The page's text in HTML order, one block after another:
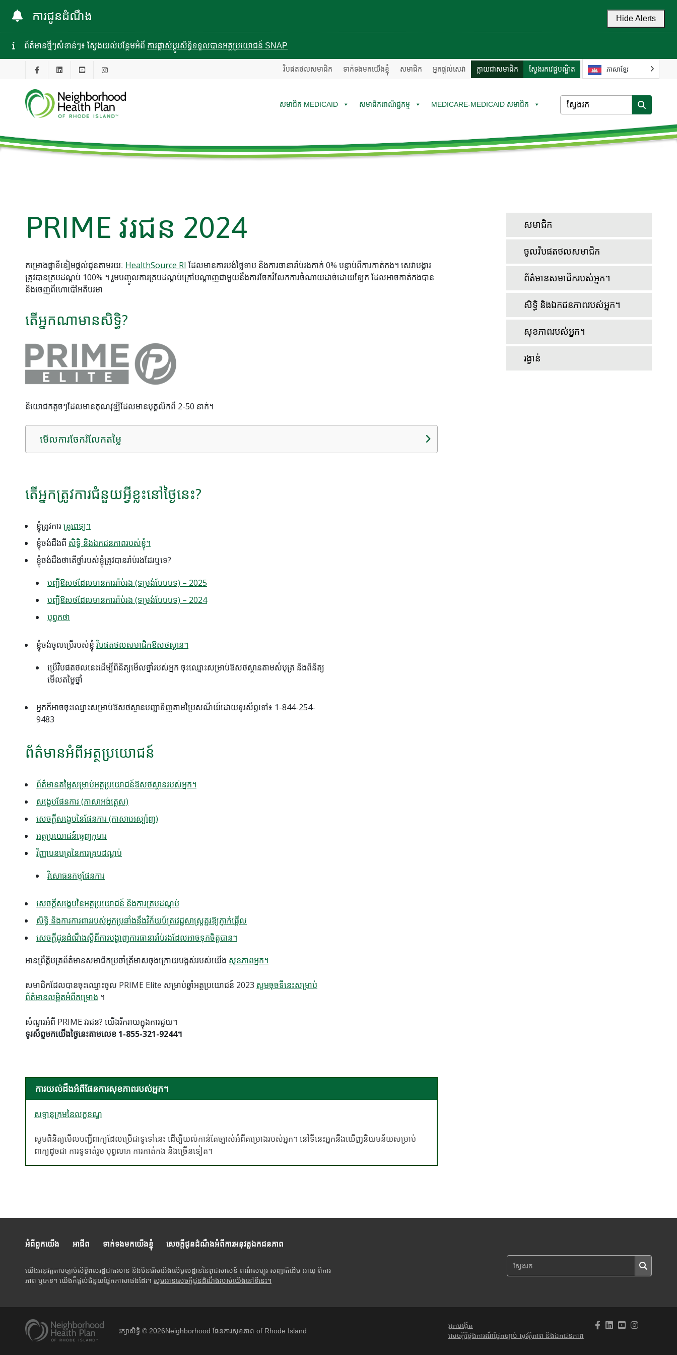
ការជូនដំណឹង Hide Alerts
ព័ត៌មានថ្មីៗសំខាន់ៗ៖ ស្វែងយល់បន្ថែមអំពី ការផ្លាស់ប្តូរសិទ្ធិទទួលបានអត្ថប្រយោជន៍ SNAP
វិបផតថលសមាជិក ទាក់ទងមកយើងខ្ញុំ សមាជិក អ្នកផ្តល់សេវា ក្លាយជាសមាជិក ស្វែងរកវេជ្ជបណ្ឌិត ភាសាខ្មែរ
សមាជិក MEDICAID សមាជិកពាណិជ្ជកម្ម MEDICARE-MEDICAID សមាជិក
PRIME វរជន 2024
គម្រោងផ្លាទីនៀមផ្តល់ជូនតាមរយៈ HealthSource RI ដែលមានការបង់ថ្លៃទាប និងការធានារ៉ាប់រងកាក់ 0% បន្ទាប់ពីការកាត់កង។ សេវាបង្ការ
ត្រូវបានគ្របដណ្តប់ 100% ។ រួមបញ្ចូលការគ្របដណ្តប់ក្រៅបណ្តាញជាមួយនឹងការចែករំលែកការចំណាយដាច់ដោយឡែក ដែលអាចកាត់កងបាន
និងចេញពីហោប៉ៅអតិបរមា
តើអ្នកណាមានសិទ្ធិ?
និយោជកតូចៗដែលមានគុណវុឌ្ឍិដែលមានបុគ្គលិកពី 2-50 នាក់។
មើលការចែករំលែកតម្លៃ
តើអ្នកត្រូវការជំនួយអ្វីខ្លះនៅថ្ងៃនេះ?
ខ្ញុំត្រូវការ គ្រូពេទ្យ។
ខ្ញុំចង់ដឹងពី សិទ្ធិ និងឯកជនភាពរបស់ខ្ញុំ។
ខ្ញុំ​ចង់​ដឹង​ថា​តើ​ថ្នាំ​របស់​ខ្ញុំ​ត្រូវ​បាន​រ៉ាប់រង​ដែរ​ឬ​ទេ?
បញ្ជីឱសថដែលមានការរ៉ាប់រង (ទម្រង់បែបបទ) – 2025
បញ្ជីឱសថដែលមានការរ៉ាប់រង (ទម្រង់បែបបទ) – 2024
បុព្វកថា
ខ្ញុំចង់ចូលប្រើរបស់ខ្ញុំវិបផតថលសមាជិកឱសថស្ថាន។
ប្រើវិបផតថលនេះដើម្បីពិនិត្យមើលថ្នាំរបស់អ្នក ចុះឈ្មោះសម្រាប់ឱសថស្ថានតាមសំបុត្រ និងពិនិត្យ
មើលតម្លៃថ្នាំ
អ្នកក៏អាចចុះឈ្មោះសម្រាប់ឱសថស្ថានបញ្ជាទិញតាមប្រៃសណីយ៍ដោយទូរស័ព្ទទៅ៖ 1-844-254-
9483
ព័ត៌មានអំពីអត្ថប្រយោជន៍
ព័ត៌មានតម្លៃសម្រាប់អត្ថប្រយោជន៍ឱសថស្ថានរបស់អ្នក។
សង្ខេបផែនការ (ភាសាអង់គ្លេស)
សេចក្តីសង្ខេបនៃផែនការ (ភាសាអេស្ប៉ាញ)
អត្ថប្រយោជន៍ធ្មេញកុមារ
វិញ្ញាបនបត្រនៃការគ្របដណ្តប់
វិសោធនកម្មផែនការ
សេចក្តីសង្ខេបនៃអត្ថប្រយោជន៍ និងការគ្របដណ្តប់
សិទ្ធិ និងការការពាររបស់អ្នកប្រឆាំងនឹងវិក័យប័ត្រវេជ្ជសាស្ត្រគួរឱ្យភ្ញាក់ផ្អើល
សេចក្តីជូនដំណឹងស្តីពីការបង្ហាញការធានារ៉ាប់រងដែលអាចទុកចិត្តបាន។
អាន​ព្រឹត្តិបត្រ​ព័ត៌មាន​សមាជិក​ប្រចាំ​ត្រីមាស​ចុងក្រោយ​បង្អស់​របស់​យើង សុខភាពអ្នក​។
សមាជិកដែលបានចុះឈ្មោះចូល PRIME Elite សម្រាប់ឆ្នាំអត្ថប្រយោជន៍ 2023 សូមចុចទីនេះសម្រាប់
ព័ត៌មានលម្អិតអំពីគម្រោង ។
សំណួរអំពី PRIME វរជន? យើងរីករាយក្នុងការជួយ។
ទូរស័ព្ទមកយើងថ្ងៃនេះតាមលេខ 1-855-321-9244។
ការយល់ដឹងអំពីផែនការសុខភាពរបស់អ្នក។
សទ្ទានុក្រមនៃលក្ខខណ្ឌ
សូមពិនិត្យមើលបញ្ជីពាក្យដែលប្រើជាទូទៅនេះ ដើម្បីយល់កាន់តែច្បាស់អំពីគម្រោងរបស់អ្នក។ នៅទីនេះអ្នកនឹងឃើញនិយមន័យសម្រាប់
ពាក្យដូចជា ការទូទាត់រួម បុព្វលាភ ការកាត់កង និងច្រើនទៀត។
សមាជិក
ចូលវិបផតថលសមាជិក
ព័ត៌មានសមាជិករបស់អ្នក។
សិទ្ធិ និងឯកជនភាពរបស់អ្នក។
សុខភាពរបស់អ្នក។
រង្វាន់
អំពីពួកយើង អាជីព ទាក់ទងមកយើងខ្ញុំ សេចក្តីជូនដំណឹងអំពីការអនុវត្តឯកជនភាព
យើងអនុវត្តតាមច្បាប់សិទ្ធិពលរដ្ឋជាធរមាន និងមិនរើសអើងលើមូលដ្ឋាននៃពូជសាសន៍ ពណ៌សម្បុរ សញ្ជាតិដើម អាយុ ពិការ
ភាព ឬភេទ។ យើងក៏ផ្តល់ជំនួយផ្នែកភាសាផងដែរ។ សូមអានសេចក្តីជូនដំណឹងរបស់យើងនៅទីនេះ។
រក្សាសិទ្ធិ © 2026Neighborhood ផែនការសុខភាព of Rhode Island
អ្នកបង្កើត
សេចក្តីថ្លែងការណ៍ផ្នែកច្បាប់ សុវត្ថិភាព និងឯកជនភាព